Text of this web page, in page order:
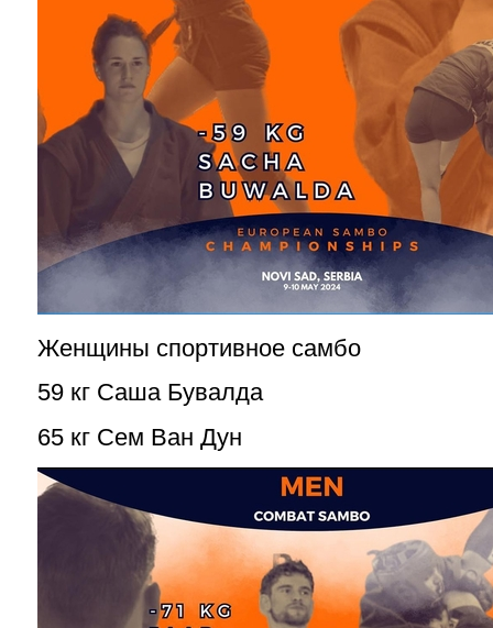
Женщины спортивное самбо
59 кг Саша Бувалда
65 кг Сем Ван Дун